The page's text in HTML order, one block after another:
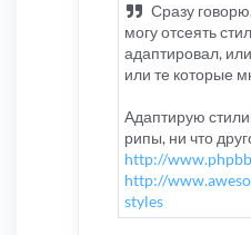
Сразу
могу отсеять
адаптировал,
или те которые
Адаптирую
рипы, ни что
http://
http://
styles